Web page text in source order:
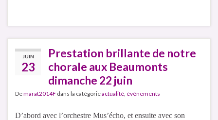
JUIN
23
Prestation brillante de notre
chorale aux Beaumonts
dimanche 22 juin
Demarat2014F dans la catégorieactualité événements
D’abord avec l’orchestre Mus’écho, et ensuite avec son